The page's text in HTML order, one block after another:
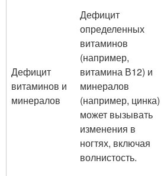
Дефицит
витаминов и
минералов
Дефицит
определенных
витаминов
(например,
витамина В12) и
минералов
(например, цинка)
может вызывать
изменения в
ногтях, включая
волнистость.